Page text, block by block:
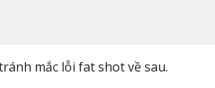
mắc lỗi fat shot về sau.